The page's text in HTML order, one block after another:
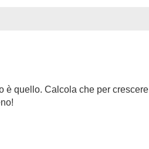
è quello. Calcola che per crescere